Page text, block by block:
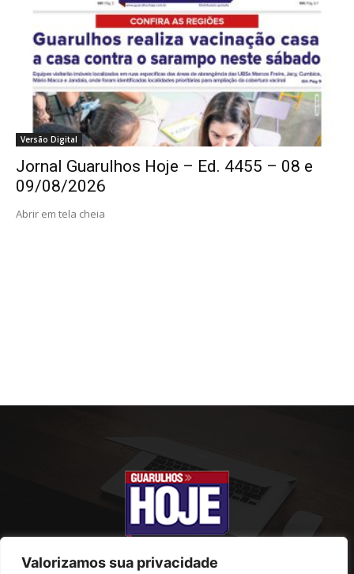
Valorizamos sua privacidade
Versão Digital
Jornal Guarulhos Hoje – Ed. 4455 – 08 e
09/08/2026
Abrir em tela cheia